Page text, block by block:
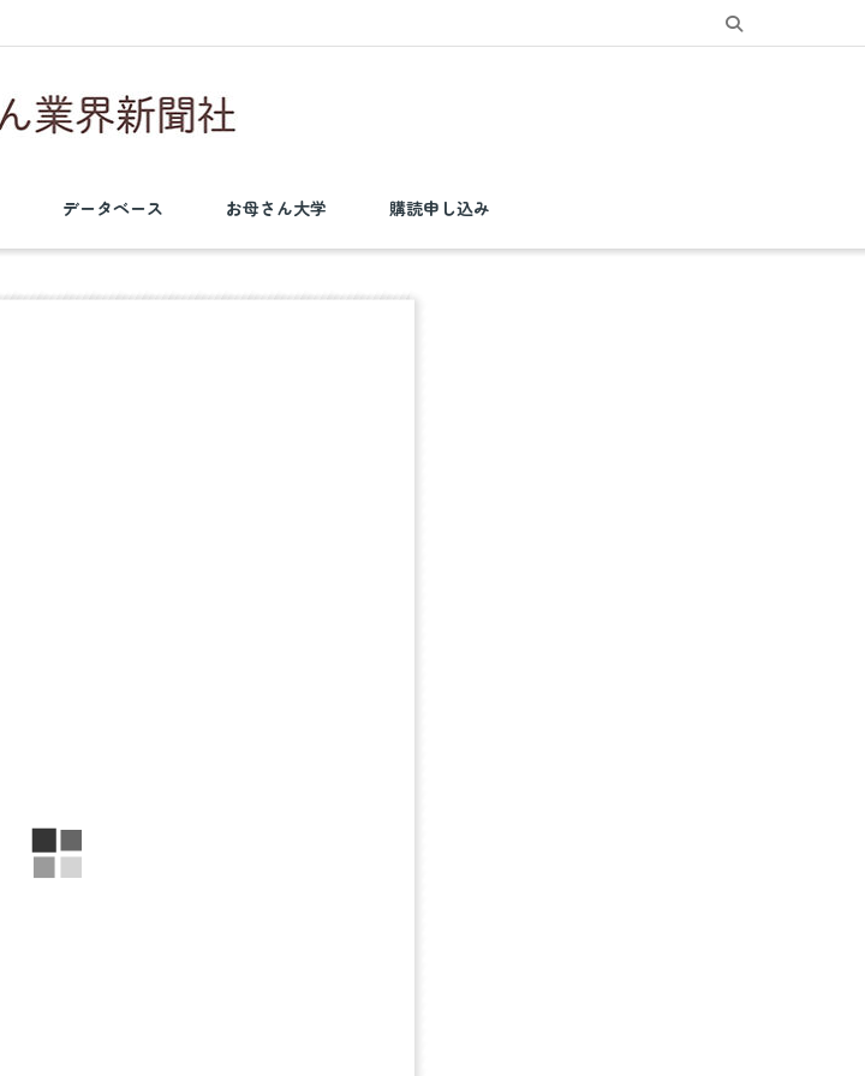
データベース お母さん大学 購読申し込み